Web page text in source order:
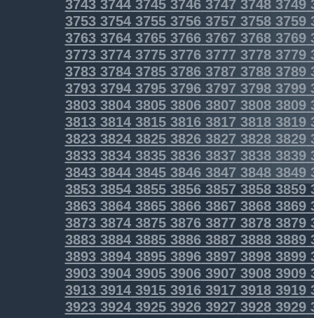
37433744374537463747 37483749
37533754375537563757 37583759
37633764376537663767 37683769
3773377437753776377737783779
37833784378537863787 37883789
37933794379537963797 37983799
38033804380538063807 38083809
38133814381538163817 38183819
38233824382538263827 38283829
38333834383538363837 38383839
38433844384538463847 38483849
3853385438553856385738583859
3863386438653866386738683869
3873387438753876387738783879
3883388438853886388738883889
3893389438953896389738983899
3903390439053906390739083909
3913391439153916391739183919
3923392439253926392739283929